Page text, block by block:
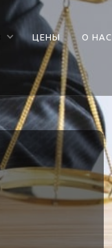
ЦЕНЫ О НАС